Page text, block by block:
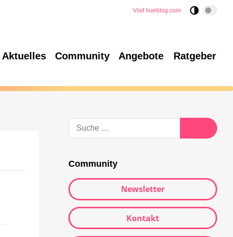
Visit hueblog.com
Aktuelles Community Angebote Ratgeber
Community
Newsletter
Kontakt